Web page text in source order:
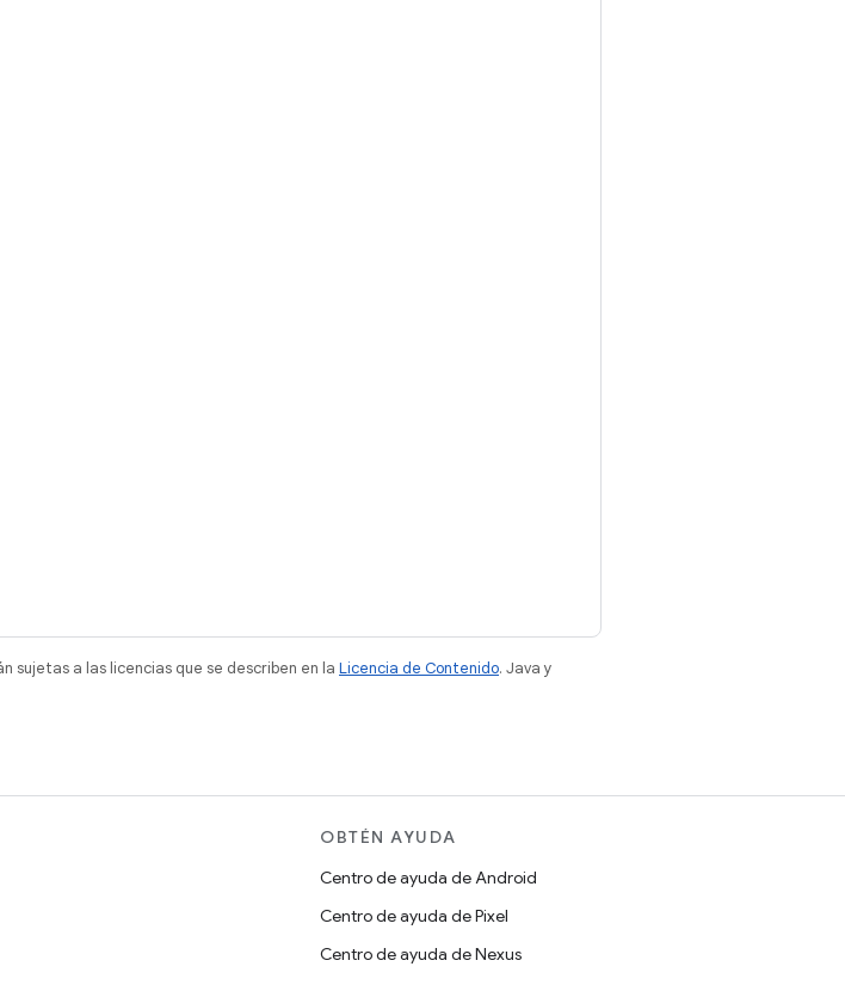
sujetas a las licencias que se describen en la Licencia de Contenido. Java y
OBTÉN AYUDA
Centro de ayuda de Android
Centro de ayuda de Pixel
Centro de ayuda de Nexus